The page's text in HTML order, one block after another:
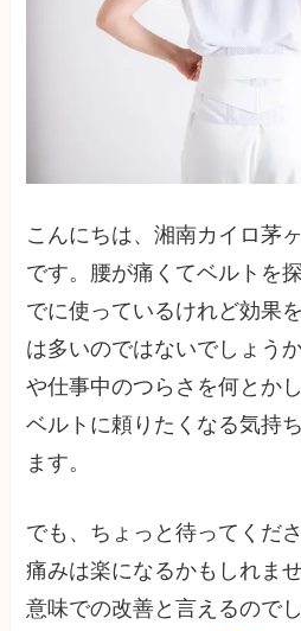
こんにちは、湘南カイロ茅
です。腰が痛くてベルトを
でに使っているけれど効果
は多いのではないでしょう
や仕事中のつらさを何とか
ベルトに頼りたくなる気持
ます。
でも、ちょっと待ってくだ
痛みは楽になるかもしれま
意味での改善と言えるので